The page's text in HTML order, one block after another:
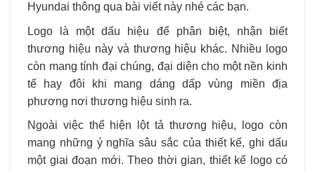
Hyundai thông qua bài viết này nhé các bạn.
Logo là một dấu hiệu để phân biệt, nhận biết
thương hiệu này và thương hiệu khác. Nhiều logo
còn mang tính đại chúng, đại diện cho một nền kinh
tế hay đôi khi mang dáng dấp vùng miền địa
phương nơi thương hiệu sinh ra.
Ngoài việc thể hiện lột tả thương hiệu, logo còn
mang những ý nghĩa sâu sắc của thiết kế, ghi dấu
một giai đoạn mới. Theo thời gian, thiết kế logo có